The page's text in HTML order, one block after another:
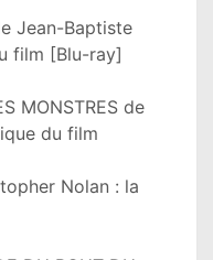
Jean-Baptiste
film [Blu-ray]
MONSTRES de
du film
Nolan : la